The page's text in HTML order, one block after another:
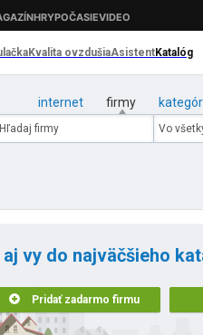
internet firmy
vy do najväčšieho
Pridať zadarmo firmu